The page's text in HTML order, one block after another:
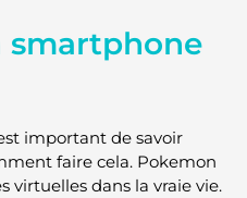
smartphone
important de savoir
faire cela. Pokemon
virtuelles dans la vraie vie.